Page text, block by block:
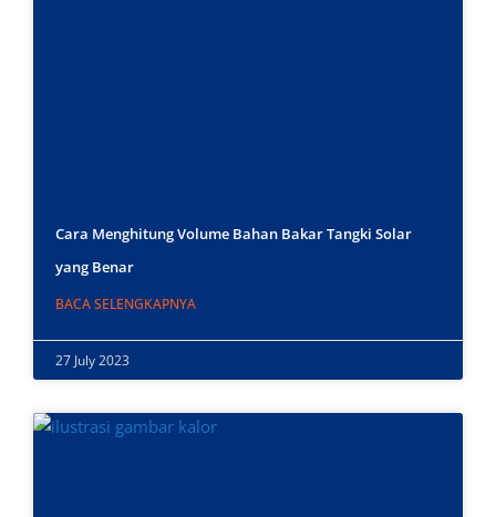
Cara Menghitung Volume Bahan Bakar Tangki Solar
yang Benar
BACA SELENGKAPNYA
27 July 2023